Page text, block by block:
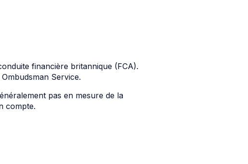
financière britannique (FCA).
Service.
pas en mesure de la
compte.